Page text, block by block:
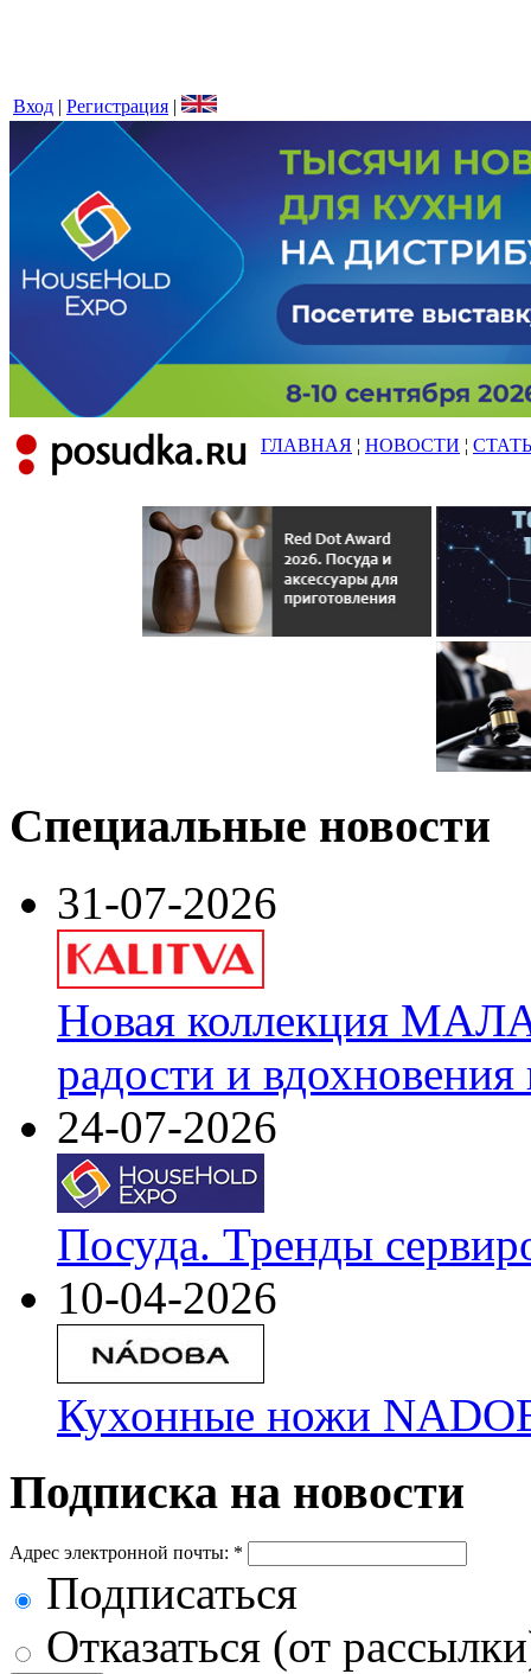
Вход | Регистрация |
ГЛАВНАЯ ¦ НОВОСТИ ¦
Специальные новости
31-07-2026
Новая коллекция
радости и
24-07-2026
Посуда. Тренды
10-04-2026
Кухонные ножи
Подписка на новости
Адрес электронной почты: *
Подписаться
Отказаться (от